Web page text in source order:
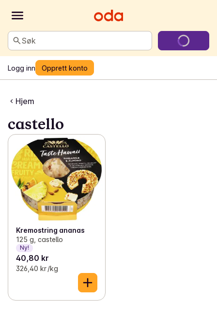
Søk
Logg inn Opprett konto
Hjem
castello
Kremostring ananas
125 g, castello
Ny!
40,80 kr
326,40 kr /kg